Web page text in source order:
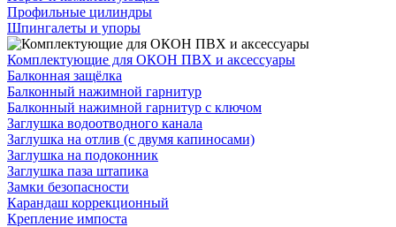
Профильные цилиндры
Шпингалеты и упоры
Комплектующие для ОКОН ПВХ и аксессуары
Балконная защёлка
Балконный нажимной гарнитур
Балконный нажимной гарнитур с ключом
Заглушка водоотводного канала
Заглушка на отлив (с двумя капиносами)
Заглушка на подоконник
Заглушка паза штапика
Замки безопасности
Карандаш коррекционный
Крепление импоста